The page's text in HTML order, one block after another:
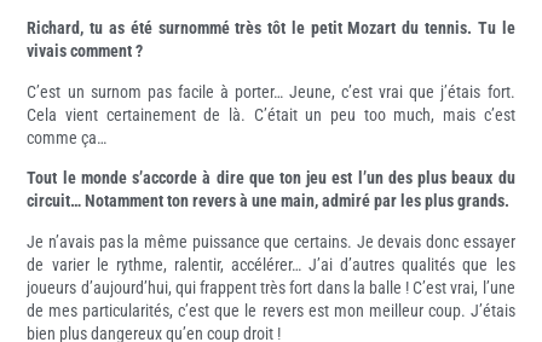
Richard, tu as été surnommé très tôt le petit Mozart du tennis. Tu le
vivais comment ?
C’est un surnom pas facile à porter… Jeune, c’est vrai que j’étais fort.
Cela vient certainement de là. C’était un peu too much, mais c’est
comme ça…
Tout le monde s’accorde à dire que ton jeu est l’un des plus beaux du
circuit… Notamment ton revers à une main, admiré par les plus grands.
Je n’avais pas la même puissance que certains. Je devais donc essayer
de varier le rythme, ralentir, accélérer… J’ai d’autres qualités que les
joueurs d’aujourd’hui, qui frappent très fort dans la balle ! C’est vrai, l’une
de mes particularités, c’est que le revers est mon meilleur coup. J’étais
bien plus dangereux qu’en coup droit !